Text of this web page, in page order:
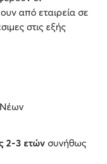
από εταιρεία σε
στις εξής
Νέων
2-3 ετών συνήθως